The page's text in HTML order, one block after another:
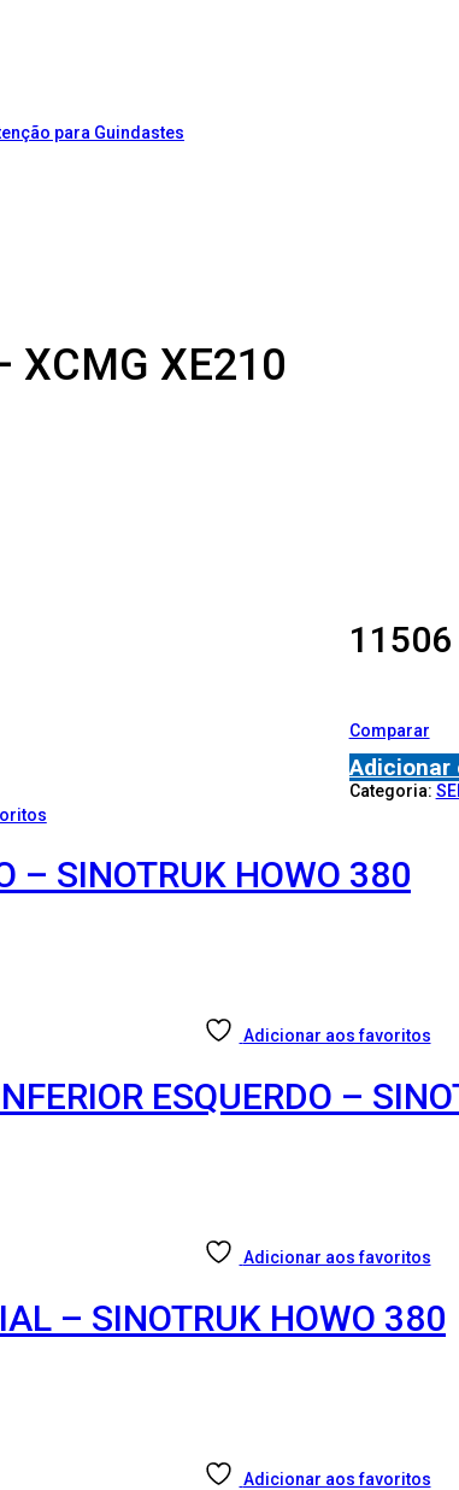
XCMG XE210
11506
Comparar
Adicionar
Categoria:
– SINOTRUK HOWO 380
Adicionar aos favoritos
ESQUERDO –
Adicionar aos favoritos
– SINOTRUK HOWO 380
Adicionar aos favoritos